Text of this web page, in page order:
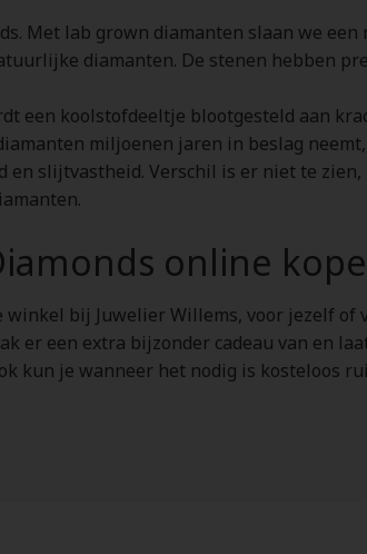
Met lab grown diamanten slaan we
diamanten. De stenen hebben
een koolstofdeeltje blootgesteld aan
miljoenen jaren in beslag
slijtvastheid. Verschil is er niet te
online
bij Juwelier Willems, voor jezelf
er een extra bijzonder cadeau van en
kun je wanneer het nodig is kosteloos